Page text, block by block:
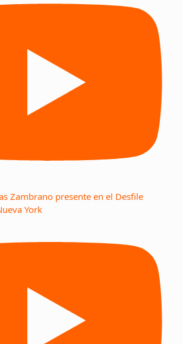
Zambrano presente en el Desfile
York